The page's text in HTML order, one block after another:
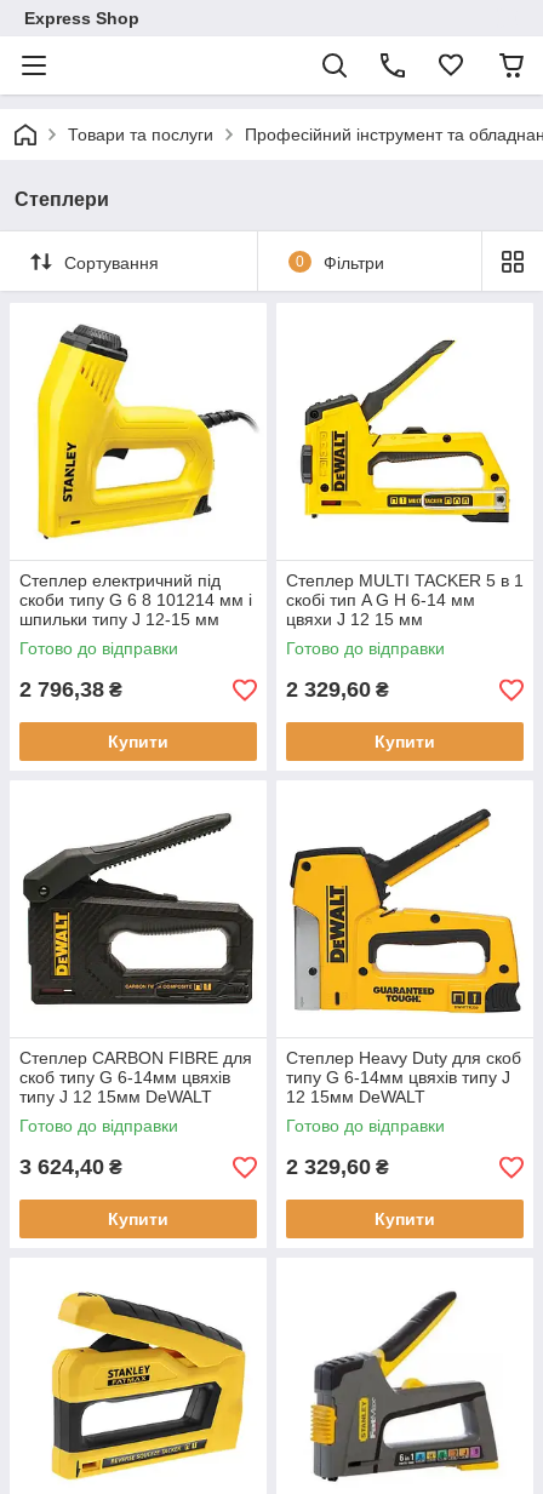
Express Shop
Товари та послуги Професійний інструмент та
Степлери
Сортування 0 Фільтри
Степлер електричний під
скоби типу G 6 8 101214 мм і
шпильки типу J 12-15 мм
STANLEY 6-TRE550 новий
побутовий 2 в 1
Готово до відправки
2 796,38 ₴
Купити
Степлер MULTI TACKER 5 в 1
скобі тип A G H 6-14 мм
цвяхи J 12 15 мм
алюмінієвий корпус
важільний тип
Готово до відправки
2 329,60 ₴
Купити
Степлер CARBON FIBRE для
скоб типу G 6-14мм цвяхів
типу J 12 15мм DeWALT
DWHT80276-0 професійне
використання важільний
Готово до відправки
3 624,40 ₴
Купити
Степлер Heavy Duty для скоб
типу G 6-14мм цвяхів типу J
12 15мм DeWALT
DWHTTR350-0 алюмінієва
конструкція важільний тип
Готово до відправки
2 329,60 ₴
Купити